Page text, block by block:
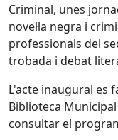
Criminal, unes
novel·la negra i
professionals del
trobada i debat
L'acte inaugural es
Biblioteca
consultar el